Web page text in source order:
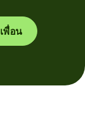
พื่อน